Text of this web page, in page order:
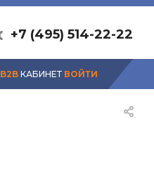
+7 (495) 514-22-22
B2B КАБИНЕТ ВОЙТИ